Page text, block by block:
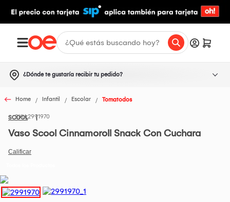
¿Dónde te gustaría recibir tu pedido?
Home Infantil Escolar Tomatodos
SCOOL2991970
Vaso Scool Cinnamoroll Snack Con Cuchara